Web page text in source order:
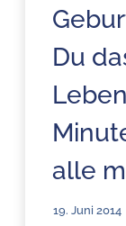
Du
alle
19. Juni 2014